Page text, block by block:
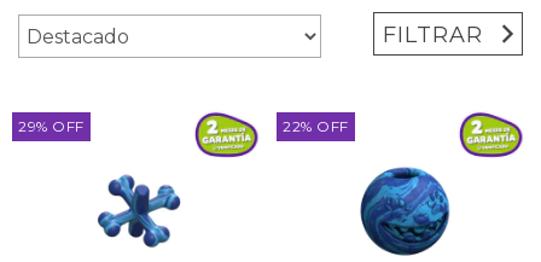
FILTRAR
29% OFF 22% OFF